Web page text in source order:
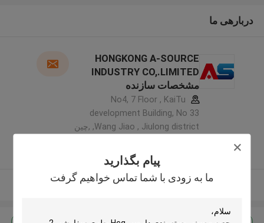
پیام بگذارید
ما به زودی با شما تماس خواهیم گرفت
دربارهی ما
HONGKONG A-SOURCE
INDUSTRY CO,.LIMITED
مشخصات سازنده
No4, 7 Floor , KaiTu
development Building, No 33
,Wang Jiao , Jiulong district ,چین
کننده تایید شده
بیشتر ببینید